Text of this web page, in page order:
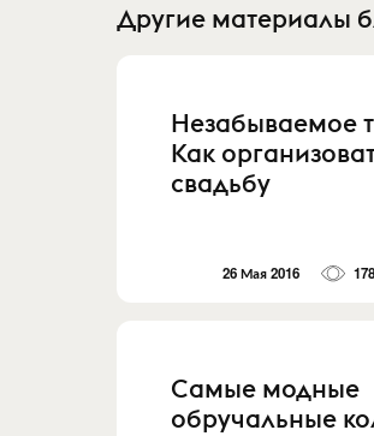
Другие материалы
Незабываемое
Как
свадьбу
26 Мая 2016
Самые модные
обручальные